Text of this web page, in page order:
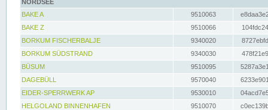
NORDSEE
BAKE A
9510063
BAKE Z
9510066
BORKUM FISCHERBALJE
9340020
BORKUM SÜDSTRAND
9340030
BÜSUM
9510095
DAGEBÜLL
9570040
EIDER-SPERRWERK AP
9530010
HELGOLAND BINNENHAFEN
9510070